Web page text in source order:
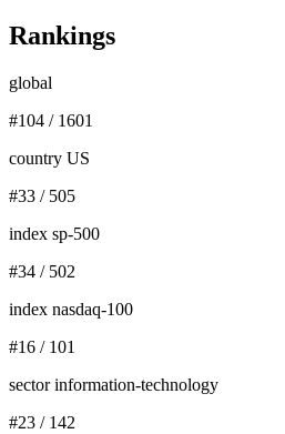
Rankings
global
#104 / 1601
country US
#33 / 505
index sp-500
#34 / 502
index nasdaq-100
#16 / 101
sector information-technology
#23 / 142